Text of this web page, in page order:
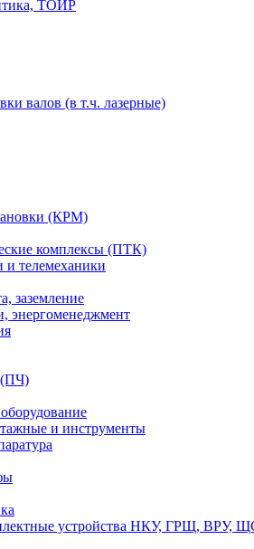
ТОИР
валов (в т.ч. лазерные)
(КРМ)
комплексы (ПТК)
и телемеханики
заземление
энергоменеджмент
(ПЧ)
и инструменты
устройства НКУ, ГРЩ, ВРУ,